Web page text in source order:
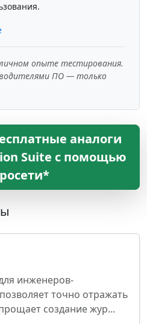
опыте тестирования.
ПО — только
аналоги
Suite с помощью
инженеров-
точно отражать
создание жур...